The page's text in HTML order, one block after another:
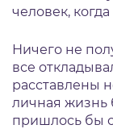
человек,
Ничего не
все
расставлены
личная жизнь
пришлось бы